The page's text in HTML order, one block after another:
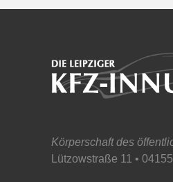
Körperschaft des
Lützowstraße 11 •